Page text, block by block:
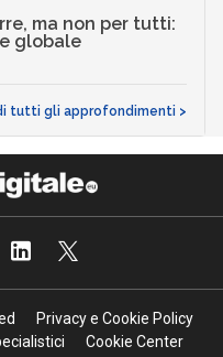
ma non per tutti:
globale
tutti gli approfondimenti >
Privacy e Cookie Policy
Cookie Center